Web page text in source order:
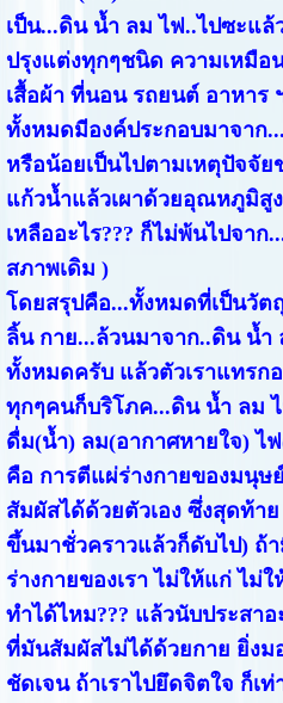
เป็น...ดิน น้ำ ลม ไฟ..ไปซะแล้
ปรุงแต่งทุกๆชนิด ความเหมือ
เสื้อผ้า ที่นอน รถยนต์ อาหาร
ทั้งหมดมีองค์ประกอบมาจาก
หรือน้อยเป็นไปตามเหตุปัจจัย
แก้วน้ำแล้วเผาด้วยอุณหภูมิสูง
เหลืออะไร??? ก็ไม่พ้นไปจา
สภาพเดิม )
โดยสรุปคือ...ทั้งหมดที่เป็นวั
ลิ้น กาย...ล้วนมาจาก..ดิน น้ำ
ทั้งหมดครับ แล้วตัวเราแทรก
ทุกๆคนก็บริโภค...ดิน น้ำ ลม
ดื่ม(น้ำ) ลม(อากาศหายใจ) ไ
คือ การตีแผ่ร่างกายของมนุษ
สัมผัสได้ด้วยตัวเอง ซึ่งสุดท้า
ขึ้นมาชั่วคราวแล้วก็ดับไป) ถ้
ร่างกายของเรา ไม่ให้แก่ ไม่
ทำได้ไหม??? แล้วนับประสา
ที่มันสัมผัสไม่ได้ด้วยกาย ยิ่งม
ชัดเจน ถ้าเราไปยึดจิตใจ ก็เ